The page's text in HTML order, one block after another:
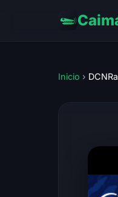
Inicio ›